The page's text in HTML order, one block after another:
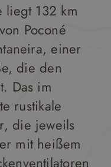
liegt 132 km
Poconé
einer
die den
Das im
rustikale
die jeweils
mit heißem